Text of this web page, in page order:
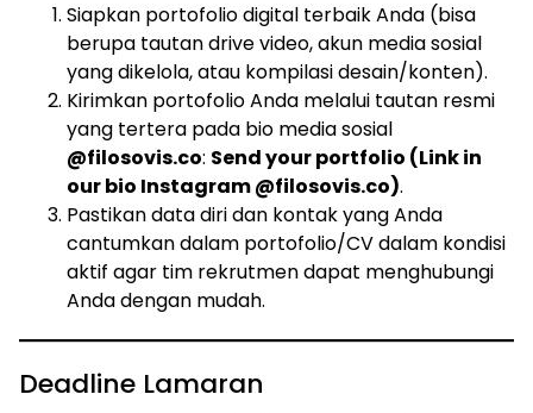
Siapkan portofolio digital terbaik Anda (bisa
berupa tautan drive video, akun media sosial
yang dikelola, atau kompilasi desain/konten).
Kirimkan portofolio Anda melalui tautan resmi
yang tertera pada bio media sosial
@filosovis.co: Send your portfolio (Link in
our bio Instagram @filosovis.co).
Pastikan data diri dan kontak yang Anda
cantumkan dalam portofolio/CV dalam kondisi
aktif agar tim rekrutmen dapat menghubungi
Anda dengan mudah.
Deadline Lamaran